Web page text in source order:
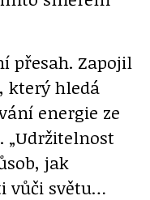
přesah. Zapojil
který hledá
energie ze
„Udržitelnost
jak
vůči světu…